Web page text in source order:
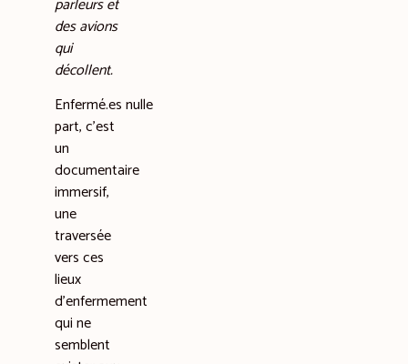
parleurs et
des avions
qui
décollent.
Enfermé.es nulle
part, c’est
un
documentaire
immersif,
une
traversée
vers ces
lieux
d’enfermement
qui ne
semblent